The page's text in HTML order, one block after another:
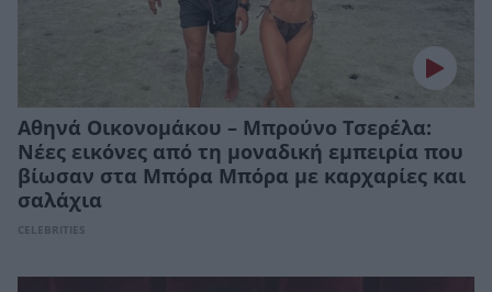
Αθηνά Οικονομάκου – Μπρούνο Τσερέλα:
Νέες εικόνες από τη μοναδική εμπειρία που
βίωσαν στα Μπόρα Μπόρα με καρχαρίες και
σαλάχια
CELEBRITIES